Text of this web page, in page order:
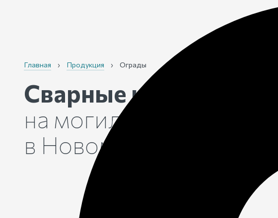
Главная › Продукция › Ограды
Сварные и кованые
на могилу в срок
в Новом Уренгое